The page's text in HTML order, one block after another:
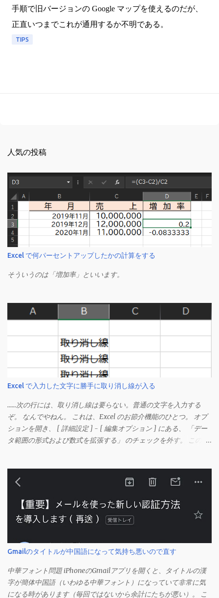
手順で旧バージョンの Google マップを使えるのだが、
正直いつまでこれが通用するか不明である。
TIPS
人気の投稿
Excel で何パーセントアップしたかの計算をする
そういうのは「増加率」といいます。
Excel で入力した文字に勝手に取り消し線が入る
……次の行には、取り消し線は要らない。普通の文字を入力する
ぞ。 なんでやねん。 これは、Excel のお節介機能のひとつ。 オプ
ションを開き、 [ 詳細設定 ] - [ 編集オプション ] にある、 「デー
タ範囲の形式および数式を拡張する」 のチェックを外す。 この機
うです。 このオプションを解除して、他のセル（取り消し線の書
式がないセル）をコピーしてから、もう一度入力してみます。 今
度は大丈夫です。 Mac の場合、画面上部にあるメニューの
「Excel」をクリックして環境設定を開きます（「command + ,
（カンマ）」 でも開きます）。 「編集」を開きます。 「編集オプ
Gmailのタイトルが中国語になって気持ち悪いので直す
中華フォント問題 iPhoneのGmailアプリを開くと、タイトルの漢
字が簡体中国語（いわゆる中華フォント）になっていて非常に気
になる時があります（毎回ではないから余計にたちが悪い）。 こ